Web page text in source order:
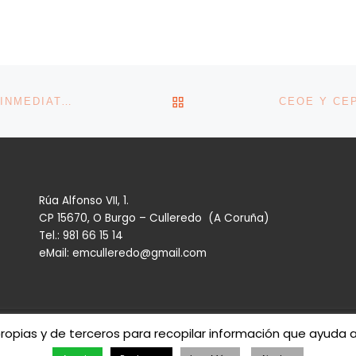
VOLVER A LA LISTA DE
Rúa Alfonso VII, 1.
CP 15670, O Burgo – Culleredo (A Coruña)
Tel.: 981 66 15 14
eMail: emculleredo@gmail.com
– Todos los derechos reservados
y de terceros para recopilar información que ayuda